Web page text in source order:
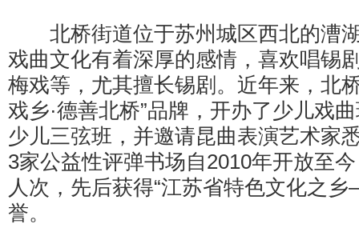
北桥街道位于苏州城区西北的漕
戏曲文化有着深厚的感情，喜欢唱锡
梅戏等，尤其擅长锡剧。近年来，北
戏乡·德善北桥”品牌，开办了少儿戏
少儿三弦班，并邀请昆曲表演艺术家
3家公益性评弹书场自2010年开放至
人次，先后获得“江苏省特色文化之
誉。